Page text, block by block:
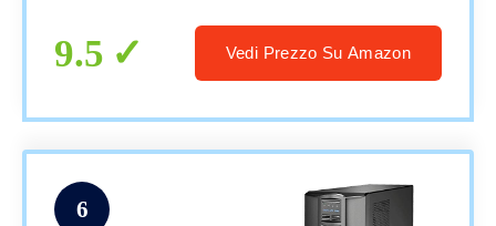
9.5 Vedi Prezzo Su Amazon
6